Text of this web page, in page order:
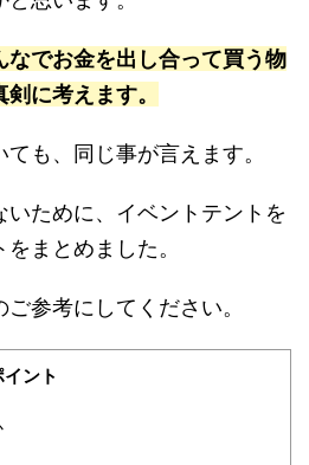
なでお金を出し合って買う物
に考えます。
も、同じ事が言えます。
いために、イベントテントを
まとめました。
参考にしてください。
ント